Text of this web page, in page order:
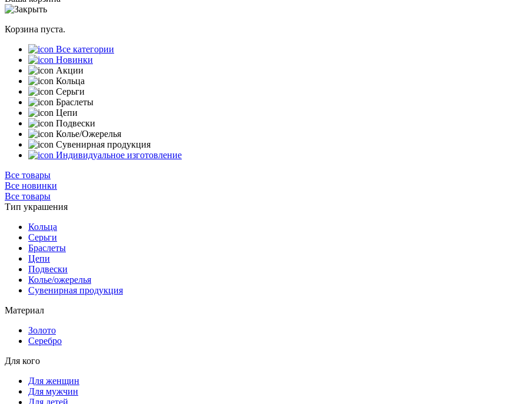
Корзина пуста.
Все категории
Новинки
Акции
Кольца
Серьги
Браслеты
Цепи
Подвески
Колье/Ожерелья
Сувенирная продукция
Индивидуальное изготовление
Все товары
Все новинки
Все товары
Тип украшения
Кольца
Серьги
Браслеты
Цепи
Подвески
Колье/ожерелья
Сувенирная продукция
Материал
Золото
Серебро
Для кого
Для женщин
Для мужчин
Для детей